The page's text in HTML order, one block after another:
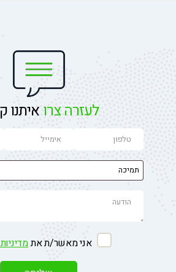
לעזרה צרואיתנו
אני מאשר/ת את